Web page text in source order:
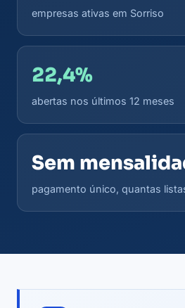
empresas ativas em Sorriso
22,4%
abertas nos últimos 12 meses
Sem
pagamento único, quantas